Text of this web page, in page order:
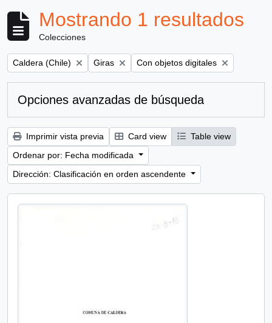
Mostrando 1 resultados
Colecciones
Remove filter:
Caldera (Chile) Remove filter:
Giras Remove filter:
Con objetos digitales
Opciones avanzadas de búsqueda
Imprimir vista previa Card view
Table view
Ordenar por: Fecha modificada
Dirección: Clasificación en orden ascendente